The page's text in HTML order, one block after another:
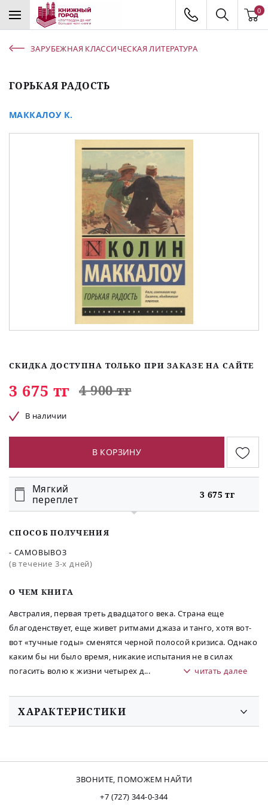
0
ЗАРУБЕЖНАЯ КЛАССИЧЕСКАЯ ЛИТЕРАТУРА
ГОРЬКАЯ РАДОСТЬ
МАККАЛОУ К.
O ЧЕМ КНИГА
Австралия, первая треть двадцатого века. Страна еще
благоденствует, еще живет ритмами джаза и танго, хотя вот-
вот «тучные годы» сменятся черной полосой кризиса. Однако
каким бы ни было время, никакие испытания не в силах
погасить волю к жизни четырех д... читать далее
СКИДКА ДОСТУПНА ТОЛЬКО ПРИ ЗАКАЗЕ НА САЙТЕ
3 675 тг 4 900 тг
В наличии
В КОРЗИНУ
Мягкий
переплет
3 675 тг
СПОСОБ ПОЛУЧЕНИЯ
- САМОВЫВОЗ
(в течение 3-х дней)
ХАРАКТЕРИСТИКИ
ЗВОНИТЕ, ПОМОЖЕМ НАЙТИ
+7 (727) 344-0-344